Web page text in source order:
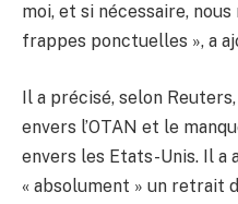
moi, et si nécessaire,
frappes ponctuelles », a
Il a précisé, selon
envers l’OTAN et le
envers les Etats-Unis. Il a
« absolument » un retrait